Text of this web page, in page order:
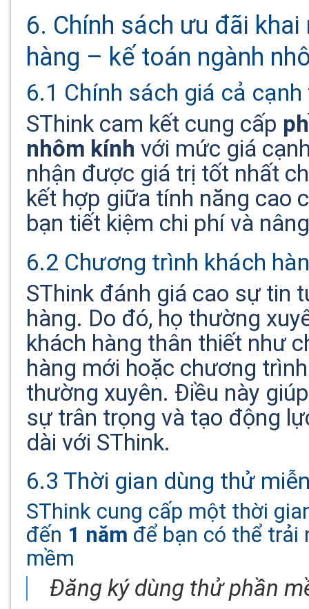
6. Chính sách ưu đãi
hàng – kế toán ngành
6.1 Chính sách giá cả cạnh
SThink cam kết cung cấp
nhôm kính với mức giá
nhận được giá trị tốt nhất
kết hợp giữa tính năng cao
bạn tiết kiệm chi phí và
6.2 Chương trình khách
SThink đánh giá cao sự tin
hàng. Do đó, họ thường
khách hàng thân thiết như
hàng mới hoặc chương
thường xuyên. Điều này
sự trân trọng và tạo động
dài với SThink.
6.3 Thời gian dùng thử
SThink cung cấp một thời
đến 1 năm để bạn có thể trải
mềm
Đăng ký dùng thử phần